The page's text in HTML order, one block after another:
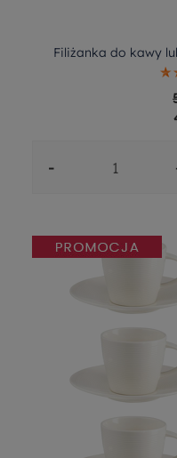
Filiżanka do kawy
-